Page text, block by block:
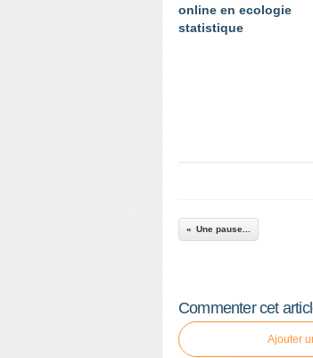
online en ecologie
statistique
Une pause...
Commenter cet
Ajouter